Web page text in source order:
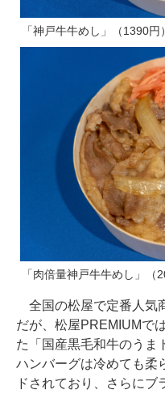
「神戸牛牛めし」（1390円）
「肉倍量神戸牛牛めし」（
全国の松屋で定番人気
だが、松屋PREMIUMで
た「国産黒毛和牛のうま
ハンバーグは冷めても柔
ドされており、さらに